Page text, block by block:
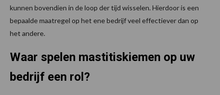
kunnen bovendien in de loop der tijd wisselen. Hierdoor is een
bepaalde maatregel op het ene bedrijf veel effectiever dan op
het andere.
Waar spelen mastitiskiemen op uw
bedrijf een rol?